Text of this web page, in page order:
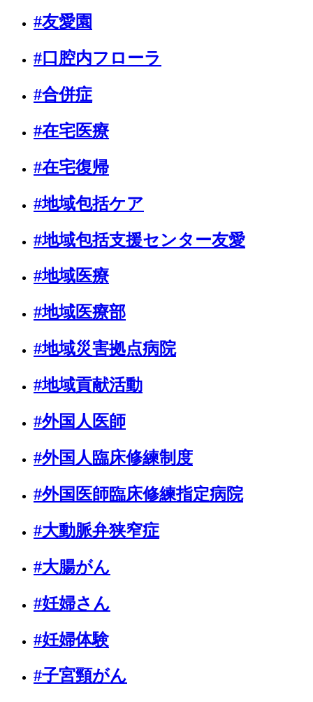
#友愛園
#口腔内フローラ
#合併症
#在宅医療
#在宅復帰
#地域包括ケア
#地域包括支援センター友愛
#地域医療
#地域医療部
#地域災害拠点病院
#地域貢献活動
#外国人医師
#外国人臨床修練制度
#外国医師臨床修練指定病院
#大動脈弁狭窄症
#大腸がん
#妊婦さん
#妊婦体験
#子宮頸がん